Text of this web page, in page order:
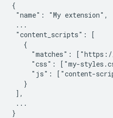
{
"name": "My extension",
...
"content_scripts": [
   {
"matches":
"css": ["my-
"js": ["content-
   }
],
...
}